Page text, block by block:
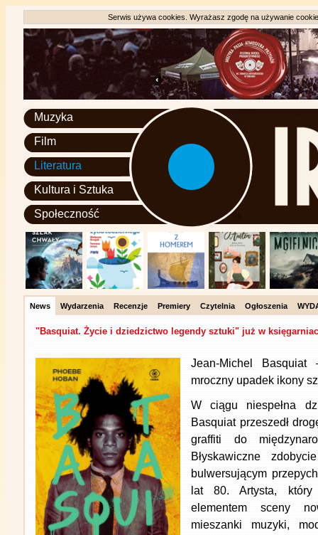
Serwis używa cookies. Wyrażasz zgodę na używanie
Muzyka
Film
Literatura
Kultura i Sztuka
Społeczność
News Wydarzenia Recenzje Premiery Czytelnia Ogłoszenia
"Basquiat. Życie i dziedzictwo legendy sztuki" już w
Jean-Michel
mroczny upadek ikony
W ciągu niespełna
Basquiat przeszedł
graffiti do
Błyskawiczne
bulwersującym
lat 80. Artysta, który
elementem sceny
mieszanki muzyki,